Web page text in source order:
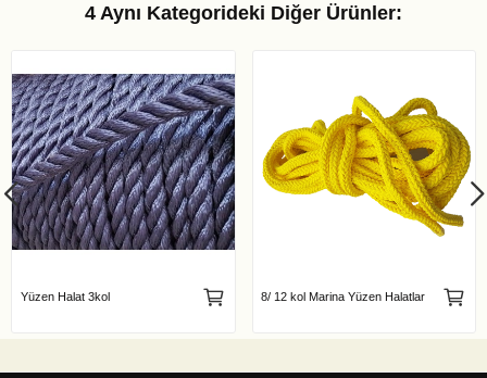
4 Aynı Kategorideki Diğer Ürünler:
Yüzen Halat 3kol 8/ 12 kol Marina Yüzen Halatlar